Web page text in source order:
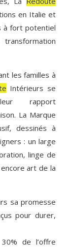
en Italie et
à fort potentiel
les familles à
Intérieurs se
rapport
La Marque
dessinés à
: un large
linge de
art de la
sa promesse
pour durer,
de l’offre